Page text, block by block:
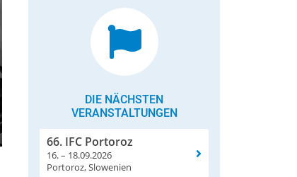
DIE NÄCHSTEN
VERANSTALTUNGEN
66. IFC Portoroz
16. – 18.09.2026
Portoroz, Slowenien